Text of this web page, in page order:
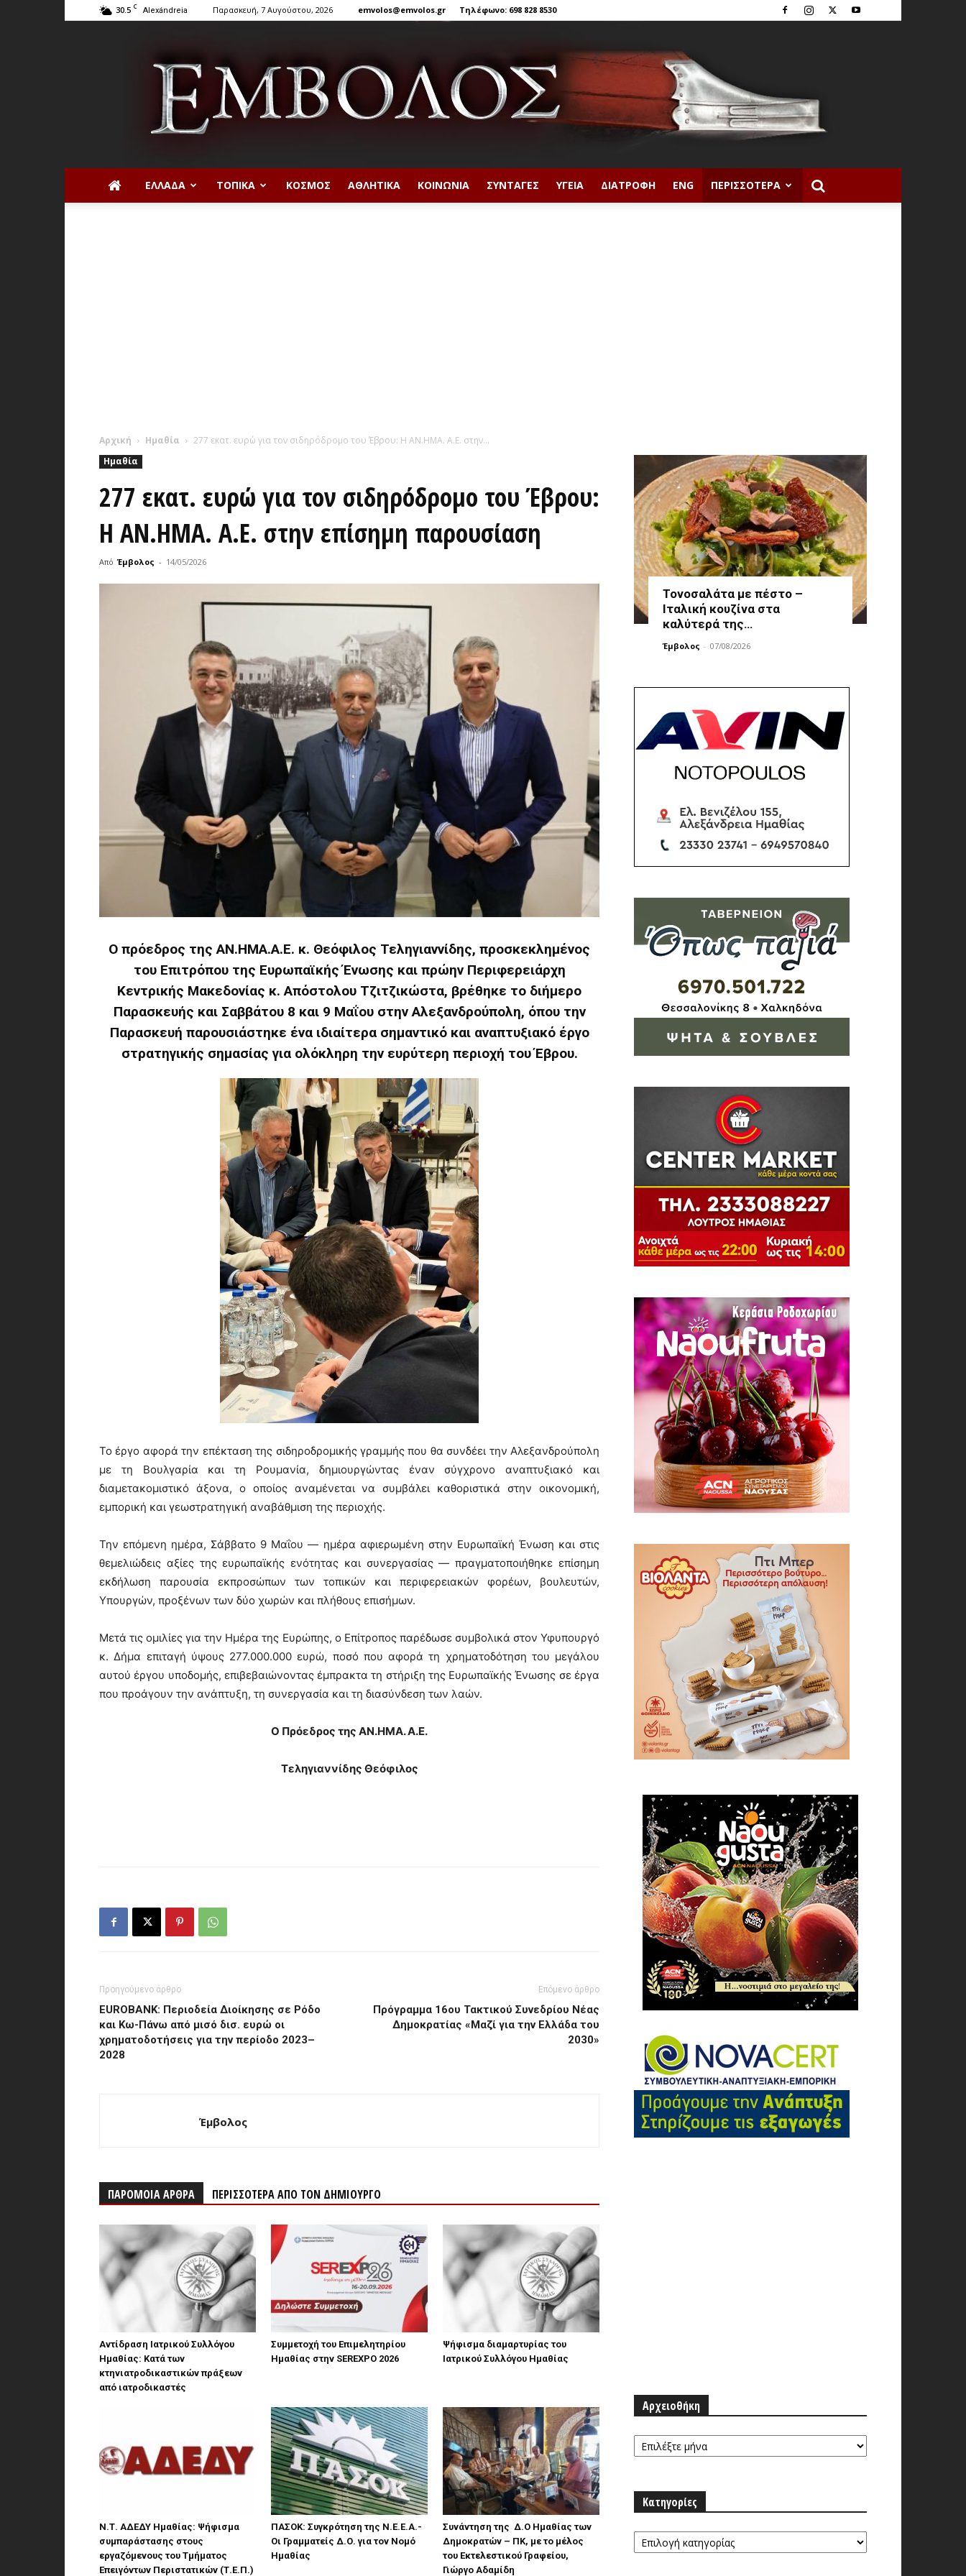
30.5 C Alexándreia Παρασκευή, 7 Αυγούστου, 2026 emvolos@emvolos.gr Τηλέφωνο: 698 828 8530
ΕΛΛΆΔΑ ΤΟΠΙΚΆ ΚΌΣΜΟΣ ΑΘΛΗΤΙΚΆ ΚΟΙΝΩΝΊΑ ΣΥΝΤΑΓΈΣ ΥΓΕΊΑ ΔΙΑΤΡΟΦΉ ENG ΠΕΡΙΣΣΌΤΕΡΑ
Αρχική Ημαθία
277 εκατ. ευρώ για τον σιδηρόδρομο του Έβρου: Η ΑΝ.ΗΜΑ. Α.Ε. στην...
Ημαθία
277 εκατ. ευρώ για τον σιδηρόδρομο του Έβρου:
Η ΑΝ.ΗΜΑ. Α.Ε. στην επίσημη παρουσίαση
Από Έμβολος - 14/05/2026
Ο πρόεδρος της ΑΝ.ΗΜΑ.Α.Ε. κ. Θεόφιλος Τεληγιαννίδης, προσκεκλημένος
του Επιτρόπου της Ευρωπαϊκής Ένωσης και πρώην Περιφερειάρχη
Κεντρικής Μακεδονίας κ. Απόστολου Τζιτζικώστα, βρέθηκε το διήμερο
Παρασκευής και Σαββάτου 8 και 9 Μαΐου στην Αλεξανδρούπολη, όπου την
Παρασκευή παρουσιάστηκε ένα ιδιαίτερα σημαντικό και αναπτυξιακό έργο
στρατηγικής σημασίας για ολόκληρη την ευρύτερη περιοχή του Έβρου.
Το έργο αφορά την επέκταση της σιδηροδρομικής γραμμής που θα συνδέει την Αλεξανδρούπολη
με τη Βουλγαρία και τη Ρουμανία, δημιουργώντας έναν σύγχρονο αναπτυξιακό και
διαμετακομιστικό άξονα, ο οποίος αναμένεται να συμβάλει καθοριστικά στην οικονομική,
εμπορική και γεωστρατηγική αναβάθμιση της περιοχής.
Την επόμενη ημέρα, Σάββατο 9 Μαΐου — ημέρα αφιερωμένη στην Ευρωπαϊκή Ένωση και στις
θεμελιώδεις αξίες της ευρωπαϊκής ενότητας και συνεργασίας — πραγματοποιήθηκε επίσημη
εκδήλωση παρουσία εκπροσώπων των τοπικών και περιφερειακών φορέων, βουλευτών,
Υπουργών, προξένων των δύο χωρών και πλήθους επισήμων.
Μετά τις ομιλίες για την Ημέρα της Ευρώπης, ο Επίτροπος παρέδωσε συμβολικά στον Υφυπουργό
κ. Δήμα επιταγή ύψους 277.000.000 ευρώ, ποσό που αφορά τη χρηματοδότηση του μεγάλου
αυτού έργου υποδομής, επιβεβαιώνοντας έμπρακτα τη στήριξη της Ευρωπαϊκής Ένωσης σε έργα
που προάγουν την ανάπτυξη, τη συνεργασία και τη διασύνδεση των λαών.
Ο Πρόεδρος της ΑΝ.ΗΜΑ. Α.Ε.
Τεληγιαννίδης Θεόφιλος
Προηγούμενο άρθρο
EUROBANK: Περιοδεία Διοίκησης σε Ρόδο
και Κω-Πάνω από μισό δισ. ευρώ οι
χρηματοδοτήσεις για την περίοδο 2023–
2028
Επόμενο άρθρο
Πρόγραμμα 16ου Τακτικού Συνεδρίου Νέας
Δημοκρατίας «Μαζί για την Ελλάδα του
2030»
Έμβολος
ΠΑΡΟΜΟΙΑ ΑΡΘΡΑ ΠΕΡΙΣΣΟΤΕΡΑ ΑΠΟ ΤΟΝ ΔΗΜΙΟΥΡΓΟ
Αντίδραση Ιατρικού Συλλόγου
Ημαθίας: Κατά των
κτηνιατροδικαστικών πράξεων
από ιατροδικαστές
Συμμετοχή του Επιμελητηρίου
Ημαθίας στην SEREXPO 2026
Ψήφισμα διαμαρτυρίας του
Ιατρικού Συλλόγου Ημαθίας
Ν.Τ. ΑΔΕΔΥ Ημαθίας: Ψήφισμα
συμπαράστασης στους
εργαζόμενους του Τμήματος
Επειγόντων Περιστατικών (Τ.Ε.Π.)
ΠΑΣΟΚ: Συγκρότηση της Ν.Ε.Ε.Α.-
Οι Γραμματείς Δ.Ο. για τον Νομό
Ημαθίας
Συνάντηση της Δ.Ο Ημαθίας των
Δημοκρατών – ΠΚ, με το μέλος
του Εκτελεστικού Γραφείου,
Γιώργο Αδαμίδη
Τονοσαλάτα με πέστο –
Ιταλική κουζίνα στα
καλύτερά της…
Έμβολος - 07/08/2026
Αρχειοθήκη
Αρχειοθήκη
Κατηγορίες
Κατηγορίες